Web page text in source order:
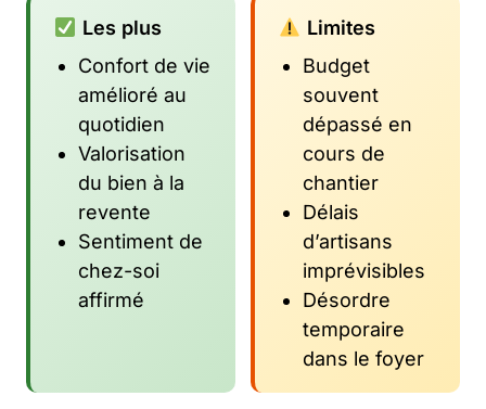
Les plus
Confort de vie
amélioré au
quotidien
Valorisation
du bien à la
revente
Sentiment de
chez-soi
affirmé
Limites
Budget
souvent
dépassé en
cours de
chantier
Délais
d’artisans
imprévisibles
Désordre
temporaire
dans le foyer